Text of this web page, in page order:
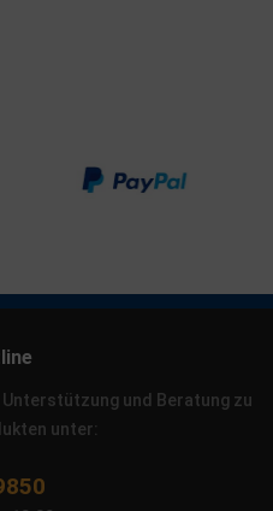
und Beratung zu
unter: